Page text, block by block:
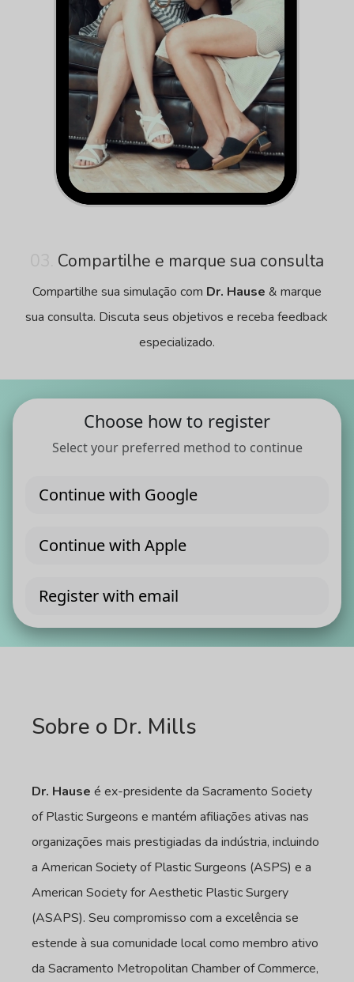
Compartilhe e marque sua consulta
Compartilhe sua simulação com Dr. Hause & marque
sua consulta. Discuta seus objetivos e receba feedback
especializado.
Sobre o Dr. Mills
Dr. Hause é ex-presidente da Sacramento Society
of Plastic Surgeons e mantém afiliações ativas nas
organizações mais prestigiadas da indústria, incluindo
a American Society of Plastic Surgeons (ASPS) e a
American Society for Aesthetic Plastic Surgery
(ASAPS). Seu compromisso com a excelência se
estende à sua comunidade local como membro ativo
da Sacramento Metropolitan Chamber of Commerce,